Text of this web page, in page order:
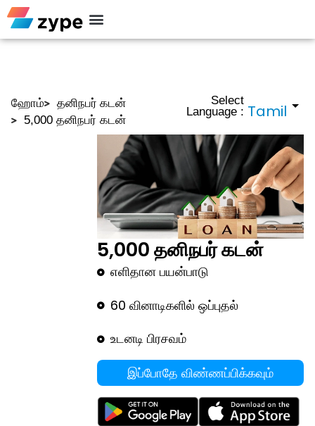
ஹோம் தனிநபர் கடன்
5,000 தனிநபர் கடன்
Select
Language :
5,000 தனிநபர் கடன்
எளிதான பயன்பாடு
60 வினாடிகளில் ஒப்புதல்
உடனடி பிரசவம்
இப்போதே விண்ணப்பிக்கவும்